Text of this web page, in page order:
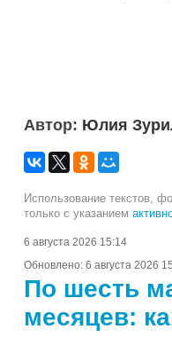
Автор: Юлия
Использование текстов,
только с указанием
6 августа 2026 15:14
Обновлено: 6 августа 2026
По шесть
месяцев: